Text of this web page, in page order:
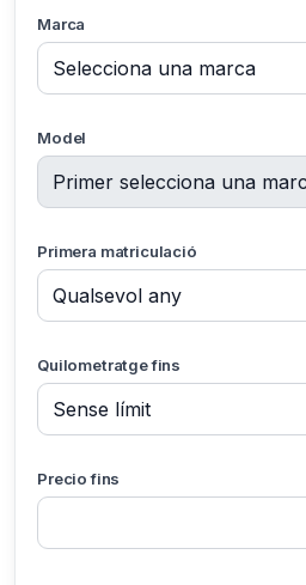
Marca
Model
Primera matriculació
Quilometratge fins
Precio fins